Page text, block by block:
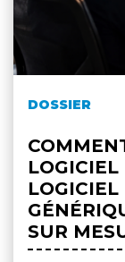
DOSSIER
LOGICIEL
SUR